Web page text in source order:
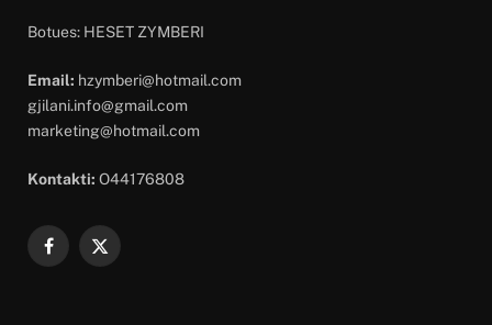
Botues: HESET ZYMBERI
Email: hzymberi@hotmail.com
gjilani.info@gmail.com
marketing@hotmail.com
Kontakti: O44176808
Facebook
X